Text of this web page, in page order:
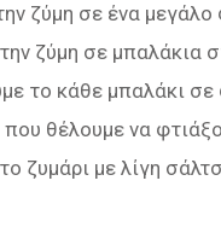
ζύμη σε ένα μεγάλο
ζύμη σε μπαλάκια
το κάθε μπαλάκι
θέλουμε να
ζυμάρι με λίγη